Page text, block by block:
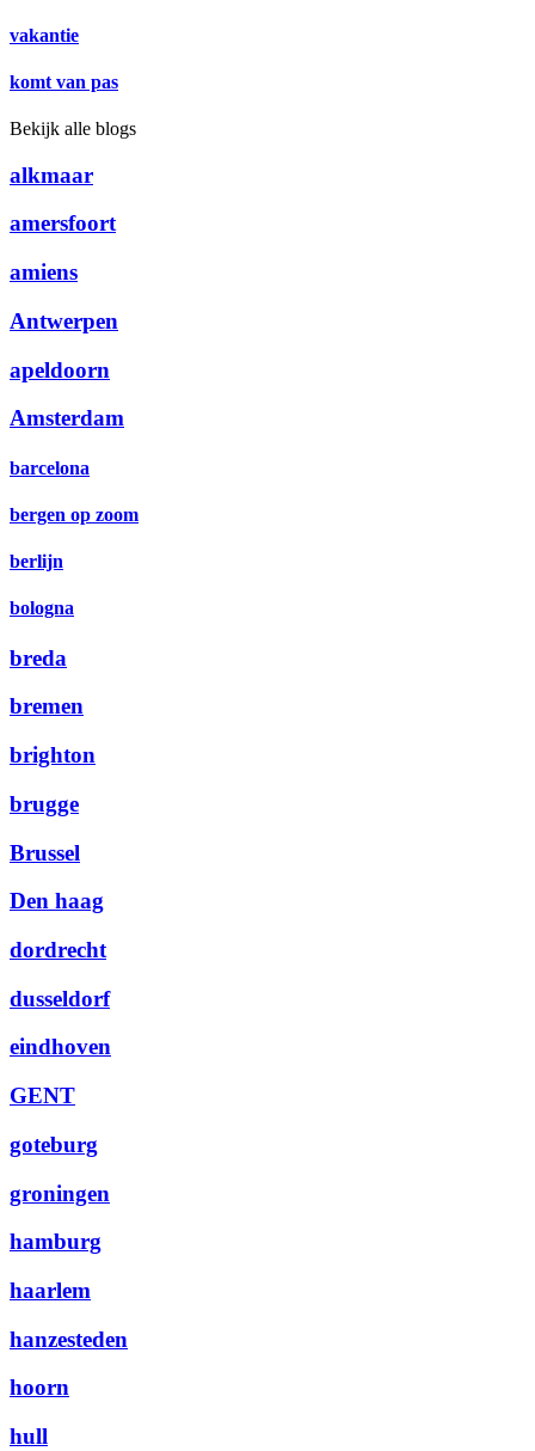
vakantie
komt van pas
Bekijk alle blogs
alkmaar
amersfoort
amiens
Antwerpen
apeldoorn
Amsterdam
barcelona
bergen op zoom
berlijn
bologna
breda
bremen
brighton
brugge
Brussel
Den haag
dordrecht
dusseldorf
eindhoven
GENT
goteburg
groningen
hamburg
haarlem
hanzesteden
hoorn
hull